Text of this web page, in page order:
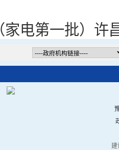
家电第一批）